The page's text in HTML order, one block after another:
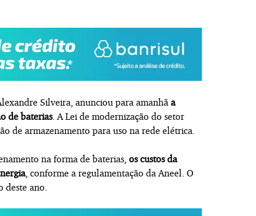
Silveira, anunciou para amanhãa
de baterias. A Lei de modernização do setor
de armazenamento para uso na rede elétrica.
na forma de baterias, os custos da
, conforme a regulamentação da Aneel. O
deste ano.